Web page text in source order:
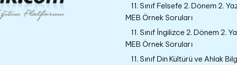
11. Sınıf Felsefe 2. Dönem 2.
MEB Örnek Soruları
11. Sınıf İngilizce 2. Dönem 2.
MEB Örnek Soruları
11. Sınıf Din Kültürü ve Ahlak